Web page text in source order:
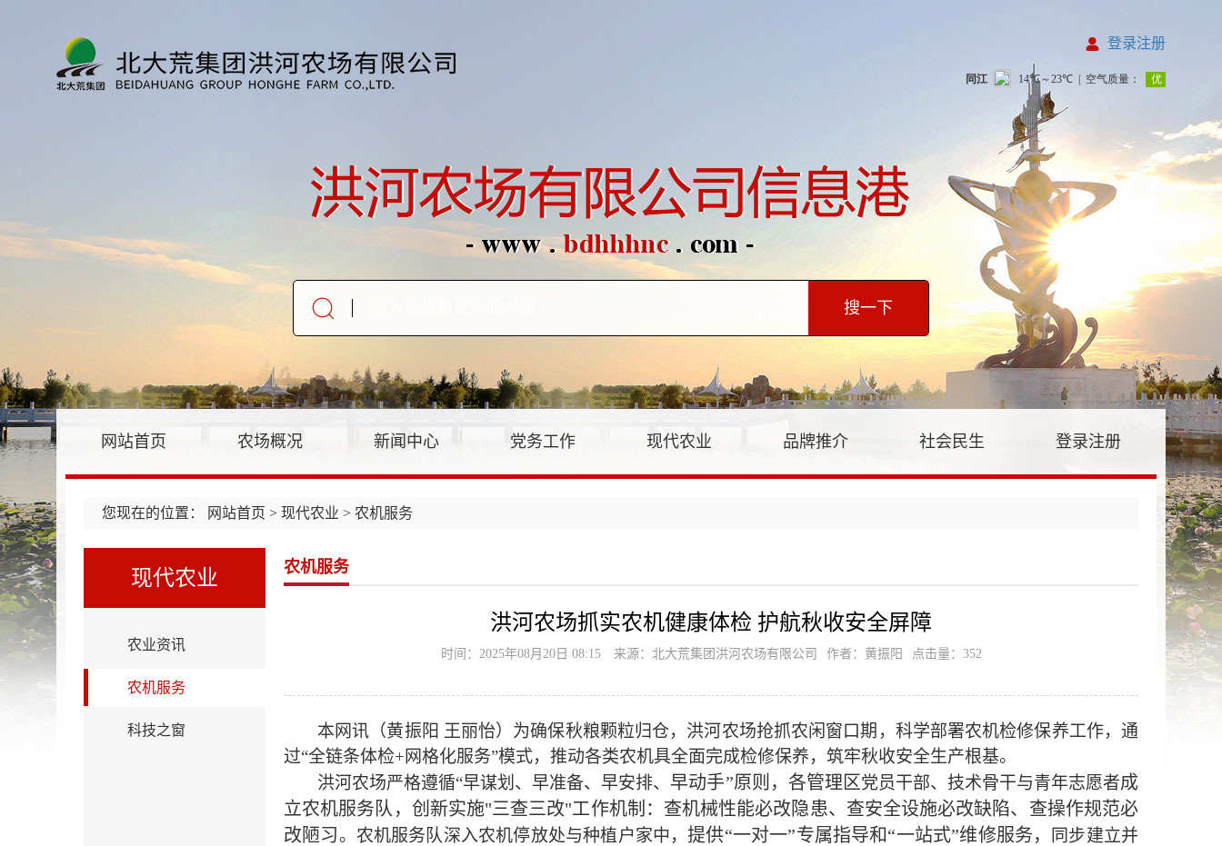
登录注册
搜一下
网站首页 农场概况 新闻中心 党务工作 现代农业 品牌推介 社会民生 登录注册
您现在的位置： 网站首页 > 现代农业 > 农机服务
现代农业
农业资讯
农机服务
科技之窗
农机服务
洪河农场抓实农机健康体检 护航秋收安全屏障
时间：2025年08月20日 08:15 来源：北大荒集团洪河农场有限公司 作者：黄振阳 点击量： 352
本网讯（黄振阳 王丽怡）为确保秋粮颗粒归仓，洪河农场抢抓农闲窗口期，科学部署农机检修保养工作， 通
过“全链条体检+网格化服务”模式，推动各类农机具全面完成检修保养，筑牢秋收安全生产根基。
洪河农场严格遵循“早谋划、早准备、早安排、 早动手”原则，各管理区党员干部、技术骨干与青年志愿者成
立农机服务队，创新实施"三查三改"工作机制：查机械性能必改隐患、查安全设施必改缺陷、查操作规范必
改陋习。农机服务队深入农机停放处与种植户家中，提供“一对一”专属指导和“一站式”维修服务，
同步建立并